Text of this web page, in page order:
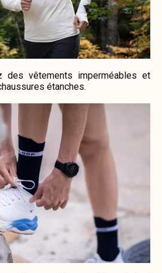
des vêtements imperméables et
étanches.